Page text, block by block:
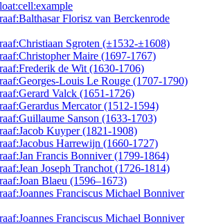
Florisz van Berckenrode
Sgroten (±1532-±1608)
Maire (1697-1767)
de Wit (1630-1706)
Louis Le Rouge (1707-1790)
Valck (1651-1726)
Mercator (1512-1594)
Sanson (1633-1703)
Kuyper (1821-1908)
Harrewijn (1660-1727)
Francis Bonniver (1799-1864)
Joseph Tranchot (1726-1814)
Blaeu (1596–1673)
Franciscus Michael Bonniver
Franciscus Michael Bonniver